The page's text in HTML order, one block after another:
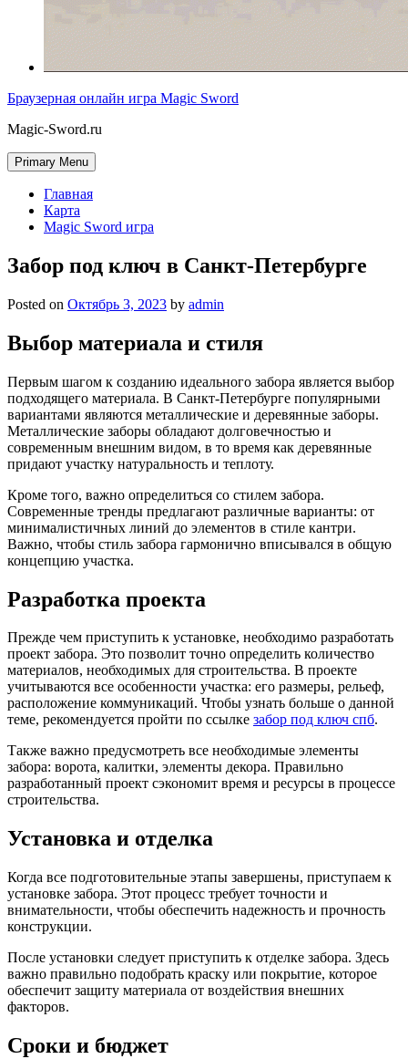
Браузерная онлайн игра Magic Sword
Magic-Sword.ru
Primary Menu
Главная
Карта
Magic Sword игра
Забор под ключ в Санкт-Петербурге
Posted on Октябрь 3, 2023 by admin
Выбор материала и стиля
Первым шагом к созданию идеального забора является выбор
подходящего материала. В Санкт-Петербурге популярными
вариантами являются металлические и деревянные заборы.
Металлические заборы обладают долговечностью и
современным внешним видом, в то время как деревянные
придают участку натуральность и теплоту.
Кроме того, важно определиться со стилем забора.
Современные тренды предлагают различные варианты: от
минималистичных линий до элементов в стиле кантри.
Важно, чтобы стиль забора гармонично вписывался в общую
концепцию участка.
Разработка проекта
Прежде чем приступить к установке, необходимо разработать
проект забора. Это позволит точно определить количество
материалов, необходимых для строительства. В проекте
учитываются все особенности участка: его размеры, рельеф,
расположение коммуникаций. Чтобы узнать больше о данной
теме, рекомендуется пройти по ссылке забор под ключ спб.
Также важно предусмотреть все необходимые элементы
забора: ворота, калитки, элементы декора. Правильно
разработанный проект сэкономит время и ресурсы в процессе
строительства.
Установка и отделка
Когда все подготовительные этапы завершены, приступаем к
установке забора. Этот процесс требует точности и
внимательности, чтобы обеспечить надежность и прочность
конструкции.
После установки следует приступить к отделке забора. Здесь
важно правильно подобрать краску или покрытие, которое
обеспечит защиту материала от воздействия внешних
факторов.
Сроки и бюджет